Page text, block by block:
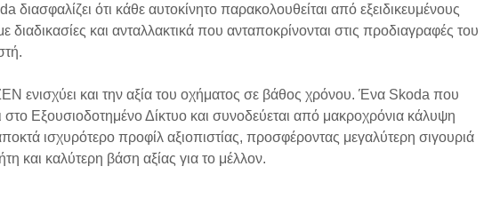
διασφαλίζει ότι κάθε αυτοκίνητο παρακολουθείται από εξειδικευμένους
διαδικασίες και ανταλλακτικά που ανταποκρίνονται στις προδιαγραφές του
ενισχύει και την αξία του οχήματος σε βάθος χρόνου. Ένα Skoda που
στο Εξουσιοδοτημένο Δίκτυο και συνοδεύεται από μακροχρόνια κάλυψη
ισχυρότερο προφίλ αξιοπιστίας, προσφέροντας μεγαλύτερη σιγουριά
και καλύτερη βάση αξίας για το μέλλον.